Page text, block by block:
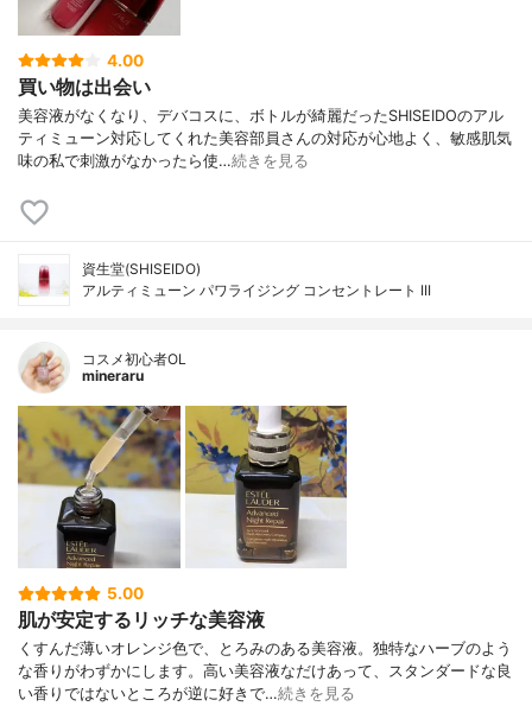
4.00
買い物は出会い
美容液がなくなり、デバコスに、ボトルが綺麗だったSHISEIDOのアル
ティミューン対応してくれた美容部員さんの対応が心地よく、敏感肌気
味の私で刺激がなかったら使…続きを見る
資生堂(SHISEIDO)
アルティミューン パワライジング コンセントレート III
コスメ初心者OL
mineraru
5.00
肌が安定するリッチな美容液
くすんだ薄いオレンジ色で、とろみのある美容液。独特なハーブのよう
な香りがわずかにします。高い美容液なだけあって、スタンダードな良
い香りではないところが逆に好きで…続きを見る